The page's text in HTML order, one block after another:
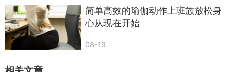
简单高效的瑜伽动作上班族放松身
心从现在开始
08-19